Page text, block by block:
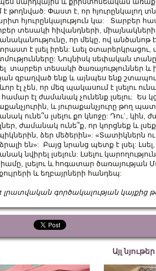
է թողնված: Փաստ է, որ հյուրընկալող
հյուրընկալություն կա: Տարբեր
տեսակի հիվանդների,
որ մեկը, ով անծանոթ
է լսել իրեն: Լսել
Նույնիսկ սեփական
տարբեր տեսակի ծառայություններ և
զբաղված ենք և այնպես ենք
էլ չեն, որ մեզ պակասում է լսելու
էլ ժամանակ չունենք լսելու:
և յուրաքանչյուրը թող
ունե՞ս լսելու քո կնոջը: Դու´, կին,
ժամանակ ունե՞ք, որ կորցնեք և
ձեր մեծերին»: «Տատիկներն
են»: Բայց նրանց պետք է լսել:
նվիրել լսելուն: Լսելու
լսելու և հոգատար ծառայության
և եղբայրների հանդեպ:
լրատվական գործակալության կայքից
Այլ